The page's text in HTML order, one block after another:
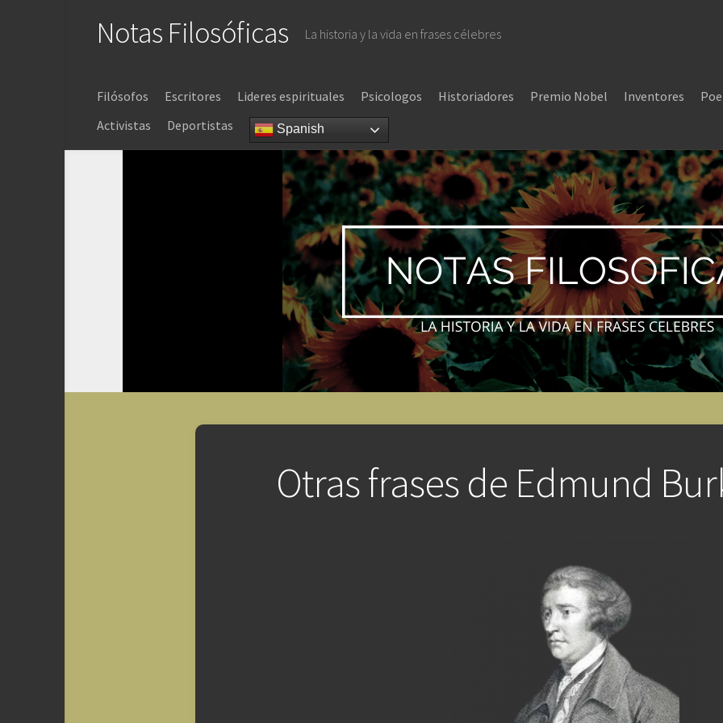
Notas Filosóficas La historia y la vida en frases célebres
Filósofos Escritores Lideres espirituales Psicologos Historiadores Premio Nobel Inventores
Activistas
Deportistas Spanish
Otras frases de Edmund